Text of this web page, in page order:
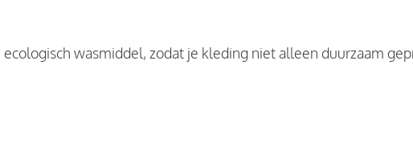
wasmiddel, zodat je kleding niet alleen duurzaam